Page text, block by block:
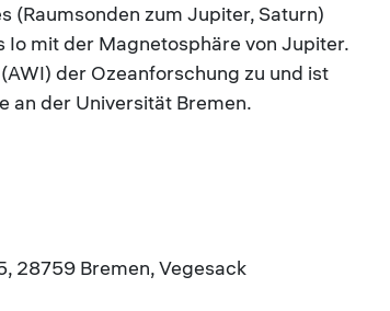
(Raumsonden zum Jupiter, Saturn)
mit der Magnetosphäre von Jupiter.
der Ozeanforschung zu und ist
an der Universität Bremen.
28759 Bremen, Vegesack